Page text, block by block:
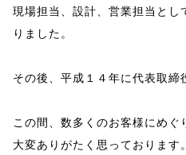
現場担当、設計、営業担当とし
りました。
その後、平成１４年に代表取締
この間、数多くのお客様にめぐ
大変ありがたく思っております。